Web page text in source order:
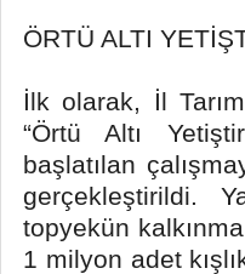
ÖRTÜ ALTI
İlk olarak, İl
“Örtü Altı
başlatılan
gerçekleştirildi.
topyekün
1 milyon adet